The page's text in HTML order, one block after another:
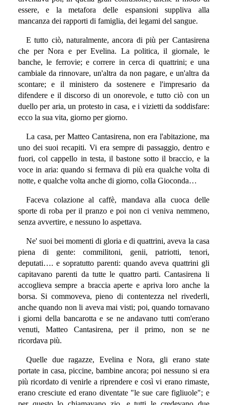
essere, e la metafora delle espansioni suppliva alla
mancanza dei rapporti di famiglia, dei legami del sangue.
E tutto ciò, naturalmente, ancora di più per Cantasirena
che per Nora e per Evelina. La politica, il giornale, le
banche, le ferrovie; e correre in cerca di quattrini; e una
cambiale da rinnovare, un'altra da non pagare, e un'altra da
scontare; e il ministero da sostenere e l'impresario da
difendere e il discorso di un onorevole, e tutto ciò con un
duello per aria, un protesto in casa, e i vizietti da soddisfare:
ecco la sua vita, giorno per giorno.
La casa, per Matteo Cantasirena, non era l'abitazione, ma
uno dei suoi recapiti. Vi era sempre di passaggio, dentro e
fuori, col cappello in testa, il bastone sotto il braccio, e la
voce in aria: quando si fermava di più era qualche volta di
notte, e qualche volta anche di giorno, colla Gioconda…
Faceva colazione al caffè, mandava alla cuoca delle
sporte di roba per il pranzo e poi non ci veniva nemmeno,
senza avvertire, e nessuno lo aspettava.
Ne' suoi bei momenti di gloria e di quattrini, aveva la casa
piena di gente: commilitoni, genii, patriotti, tenori,
deputati…. e sopratutto parenti: quando aveva quattrini gli
capitavano parenti da tutte le quattro parti. Cantasirena li
accoglieva sempre a braccia aperte e apriva loro anche la
borsa. Si commoveva, pieno di contentezza nel rivederli,
anche quando non li aveva mai visti; poi, quando tornavano
i giorni della bancarotta e se ne andavano tutti com'erano
venuti, Matteo Cantasirena, per il primo, non se ne
ricordava più.
Quelle due ragazze, Evelina e Nora, gli erano state
portate in casa, piccine, bambine ancora; poi nessuno si era
più ricordato di venirle a riprendere e così vi erano rimaste,
erano cresciute ed erano diventate "le sue care figliuole"; e